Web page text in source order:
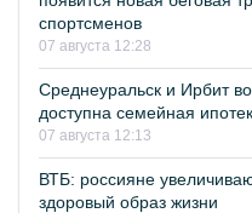
спортсменов
07 августа 12:28
Среднеуральск и Ирбит
доступна семейная
07 августа 12:13
ВТБ: россияне
здоровый образ жизни